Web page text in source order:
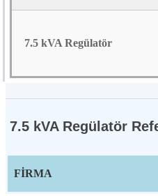
7.5 kVA Regülatör
7.5 kVA Regülatör
FİRMA